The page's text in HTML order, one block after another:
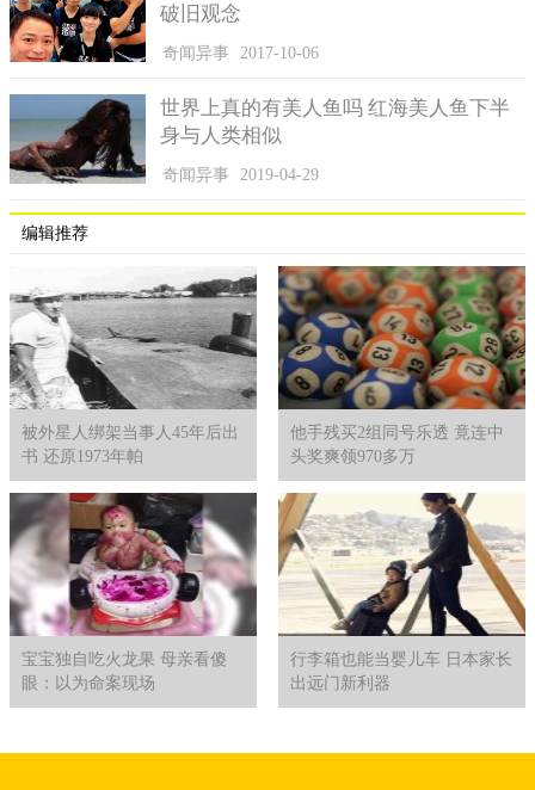
破旧观念
奇闻异事 2017-10-06
世界上真的有美人鱼吗 红海美人鱼下半
身与人类相似
奇闻异事 2019-04-29
编辑推荐
被外星人绑架当事人45年后出
书 还原1973年帕
他手残买2组同号乐透 竟连中
头奖爽领970多万
宝宝独自吃火龙果 母亲看傻
眼：以为命案现场
行李箱也能当婴儿车 日本家长
出远门新利器